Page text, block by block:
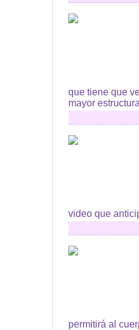
que tiene que
mayor
video que
permitirá al